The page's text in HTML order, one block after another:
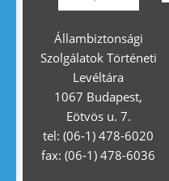
Állambiztonsági
Szolgálatok Történeti
Levéltára
1067 Budapest,
Eötvös u. 7.
tel: (06-1) 478-6020
fax: (06-1) 478-6036